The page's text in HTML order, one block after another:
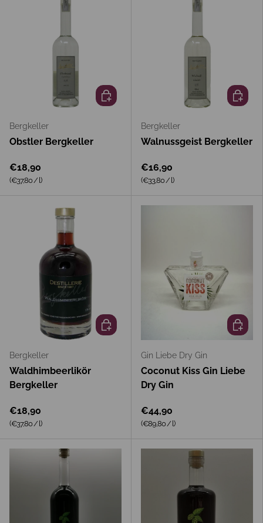
Bergkeller
Obstler Bergkeller
€18,90
Grundpreis
(€37,80/l)
In den Warenkorb
Bergkeller
Walnussgeist Bergkeller
€16,90
Grundpreis
(€33,80/l)
In den
Bergkeller
Waldhimbeerlikör
Bergkeller
€18,90
Grundpreis
(€37,80/l)
In den Warenkorb
Gin Liebe Dry Gin
Coconut Kiss Gin Liebe
Dry Gin
€44,90
Grundpreis
(€89,80/l)
In den